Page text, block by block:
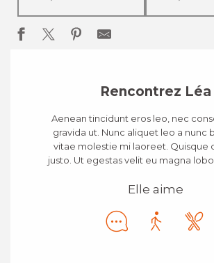
Rencontrez Léa
Aenean tincidunt eros leo, nec
gravida ut. Nunc aliquet leo a nunc
vitae molestie mi laoreet. Quisque
justo. Ut egestas velit eu magna
Elle aime